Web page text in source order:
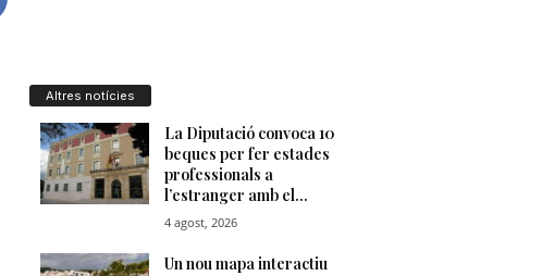
Altres notícies